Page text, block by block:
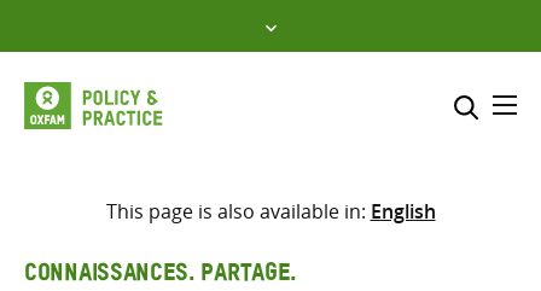
to
content
Sélectionner l’emplacement
Saisir
This page is also available in: English
CONNAISSANCES. PARTAGE.